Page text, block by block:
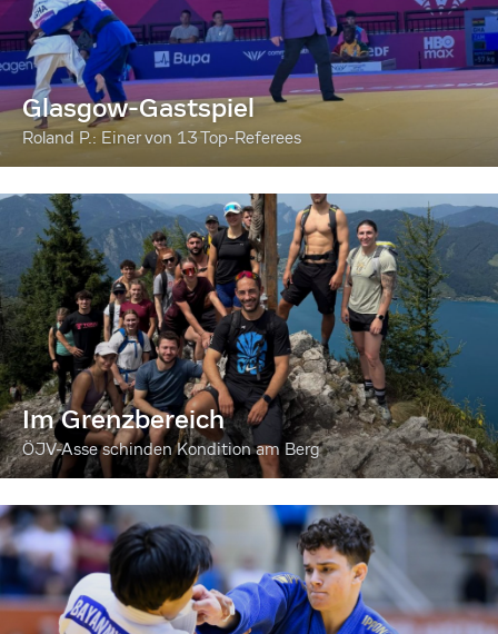
Glasgow-Gastspiel
Roland P.: Einer von 13 Top-Referees
Im Grenzbereich
ÖJV-Asse schinden Kondition am Berg